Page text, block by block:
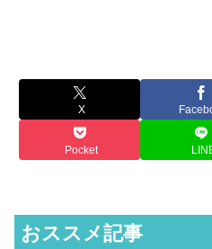
X
Pocket
おススメ記事